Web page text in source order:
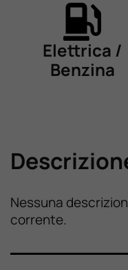
Elettrica /
Benzina
Nessuna
corrente.